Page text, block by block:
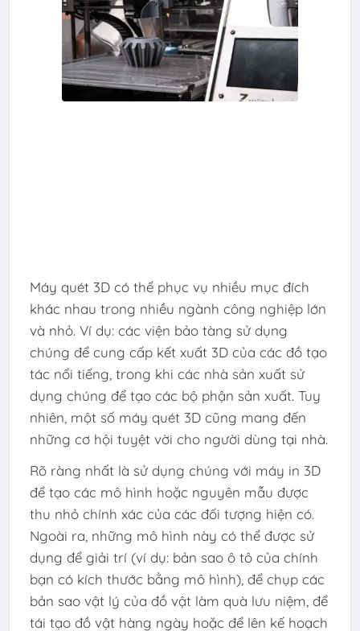
Máy quét 3D có thể phục vụ nhiều mục đích
khác nhau trong nhiều ngành công nghiệp lớn
và nhỏ. Ví dụ: các viện bảo tàng sử dụng
chúng để cung cấp kết xuất 3D của các đồ tạo
tác nổi tiếng, trong khi các nhà sản xuất sử
dụng chúng để tạo các bộ phận sản xuất. Tuy
nhiên, một số máy quét 3D cũng mang đến
những cơ hội tuyệt vời cho người dùng tại nhà.
Rõ ràng nhất là sử dụng chúng với máy in 3D
để tạo các mô hình hoặc nguyên mẫu được
thu nhỏ chính xác của các đối tượng hiện có.
Ngoài ra, những mô hình này có thể được sử
dụng để giải trí (ví dụ: bản sao ô tô của chính
bạn có kích thước bằng mô hình), để chụp các
bản sao vật lý của đồ vật làm quà lưu niệm, để
tái tạo đồ vật hàng ngày hoặc để lên kế hoạch